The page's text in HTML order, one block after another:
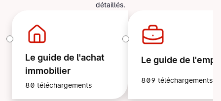
détaillés.
Le guide de l'achat
immobilier
80 téléchargements
Le guide de
809 téléchargements